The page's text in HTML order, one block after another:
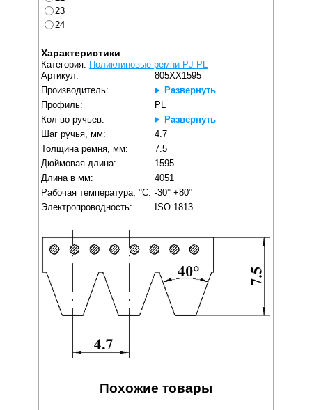
23
24
Характеристики
Категория: Поликлиновые ремни PJ PL
Артикул:
805XX1595
Производитель:
Развернуть
Профиль:
PL
Кол-во ручьев:
Развернуть
Шаг ручья, мм:
4.7
Толщина ремня, мм:
7.5
Дюймовая длина:
1595
Длина в мм:
4051
Рабочая температура, °C: -30° +80°
Электропроводность:
ISO 1813
Похожие товары